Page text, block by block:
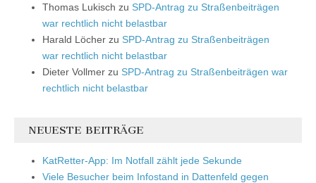
Thomas Lukisch zu SPD-Antrag zu Straßenbeiträgen
war rechtlich nicht belastbar
Harald Löcher zu SPD-Antrag zu Straßenbeiträgen
war rechtlich nicht belastbar
Dieter Vollmer zu SPD-Antrag zu Straßenbeiträgen war
rechtlich nicht belastbar
NEUESTE BEITRÄGE
KatRetter-App: Im Notfall zählt jede Sekunde
Viele Besucher beim Infostand in Dattenfeld gegen